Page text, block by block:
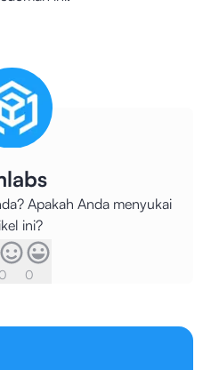
Apakah Anda menyukai
ini?
0 0